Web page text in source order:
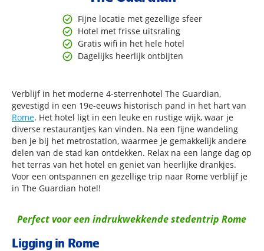
Fijne locatie met gezellige sfeer
Hotel met frisse uitsraling
Gratis wifi in het hele hotel
Dagelijks heerlijk ontbijten
Verblijf in het moderne 4-sterrenhotel The Guardian,
gevestigd in een 19e-eeuws historisch pand in het hart van
Rome. Het hotel ligt in een leuke en rustige wijk, waar je
diverse restaurantjes kan vinden. Na een fijne wandeling
ben je bij het metrostation, waarmee je gemakkelijk andere
delen van de stad kan ontdekken. Relax na een lange dag op
het terras van het hotel en geniet van heerlijke drankjes.
Voor een ontspannen en gezellige trip naar Rome verblijf je
in The Guardian hotel!
Perfect voor een indrukwekkende stedentrip Rome
Ligging in Rome